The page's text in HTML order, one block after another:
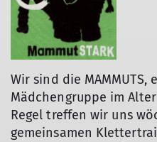
Wir sind die MAMMUTS,
Mädchengruppe im
Regel treffen wir uns
gemeinsamen